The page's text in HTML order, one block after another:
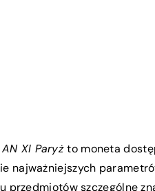
XI Paryżto moneta
najważniejszych
przedmiotów szczególne